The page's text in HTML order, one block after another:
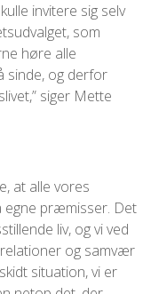
invitere sig selv
som
høre alle
sinde, og derfor
siger Mette
at alle vores
egne præmisser. Det
liv, og vi ved
og samvær
situation, vi er